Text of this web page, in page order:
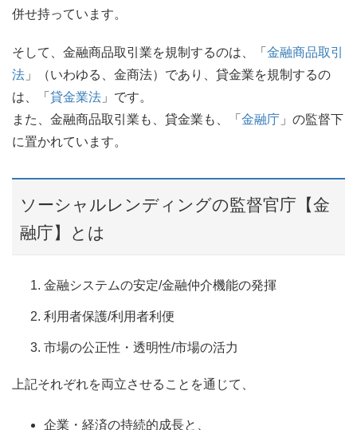
併せ持っています。
そして、金融商品取引業を規制するのは、「 金融商品取引
法 」（いわゆる、金商法）であり、貸金業を規制するの
は、「 貸金業法 」です。
また、金融商品取引業も、貸金業も、「 金融庁 」の監督下
に置かれています。
ソーシャルレンディングの監督官庁【金
融庁】とは
金融システムの安定/金融仲介機能の発揮
利用者保護/利用者利便
市場の公正性・透明性/市場の活力
上記それぞれを両立させることを通じて、
企業・経済の持続的成長と、